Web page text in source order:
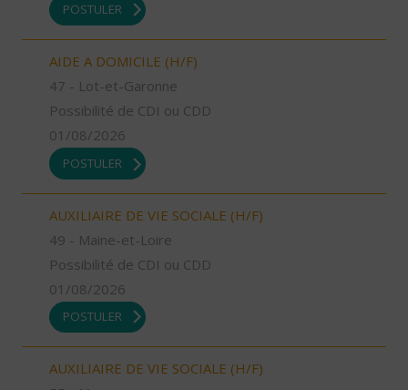
POSTULER
AIDE A DOMICILE (H/F)
47 - Lot-et-Garonne
Possibilité de CDI ou CDD
01/08/2026
POSTULER
AUXILIAIRE DE VIE SOCIALE (H/F)
49 - Maine-et-Loire
Possibilité de CDI ou CDD
01/08/2026
POSTULER
AUXILIAIRE DE VIE SOCIALE (H/F)